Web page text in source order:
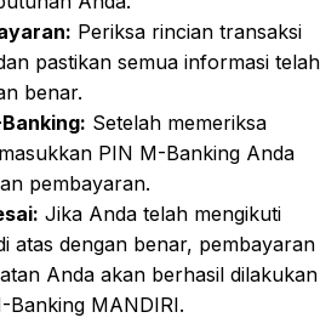
Periksa rincian transaksi
pastikan semua informasi telah
benar.
Setelah memeriksa
PIN M-Banking Anda
pembayaran.
Jika Anda telah mengikuti
atas dengan benar, pembayaran
Anda akan berhasil dilakukan
Banking MANDIRI.